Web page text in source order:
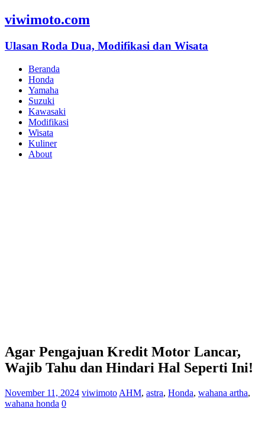
viwimoto.com
Ulasan Roda Dua, Modifikasi dan Wisata
Beranda
Honda
Yamaha
Suzuki
Kawasaki
Modifikasi
Wisata
Kuliner
About
Agar Pengajuan Kredit Motor Lancar,
Wajib Tahu dan Hindari Hal Seperti Ini!
November 11, 2024 viwimoto AHM, astra, Honda, wahana artha,
wahana honda 0